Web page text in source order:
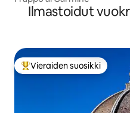
Ilmastoidut
Vieraiden suosikkien
Vieraiden suosikki